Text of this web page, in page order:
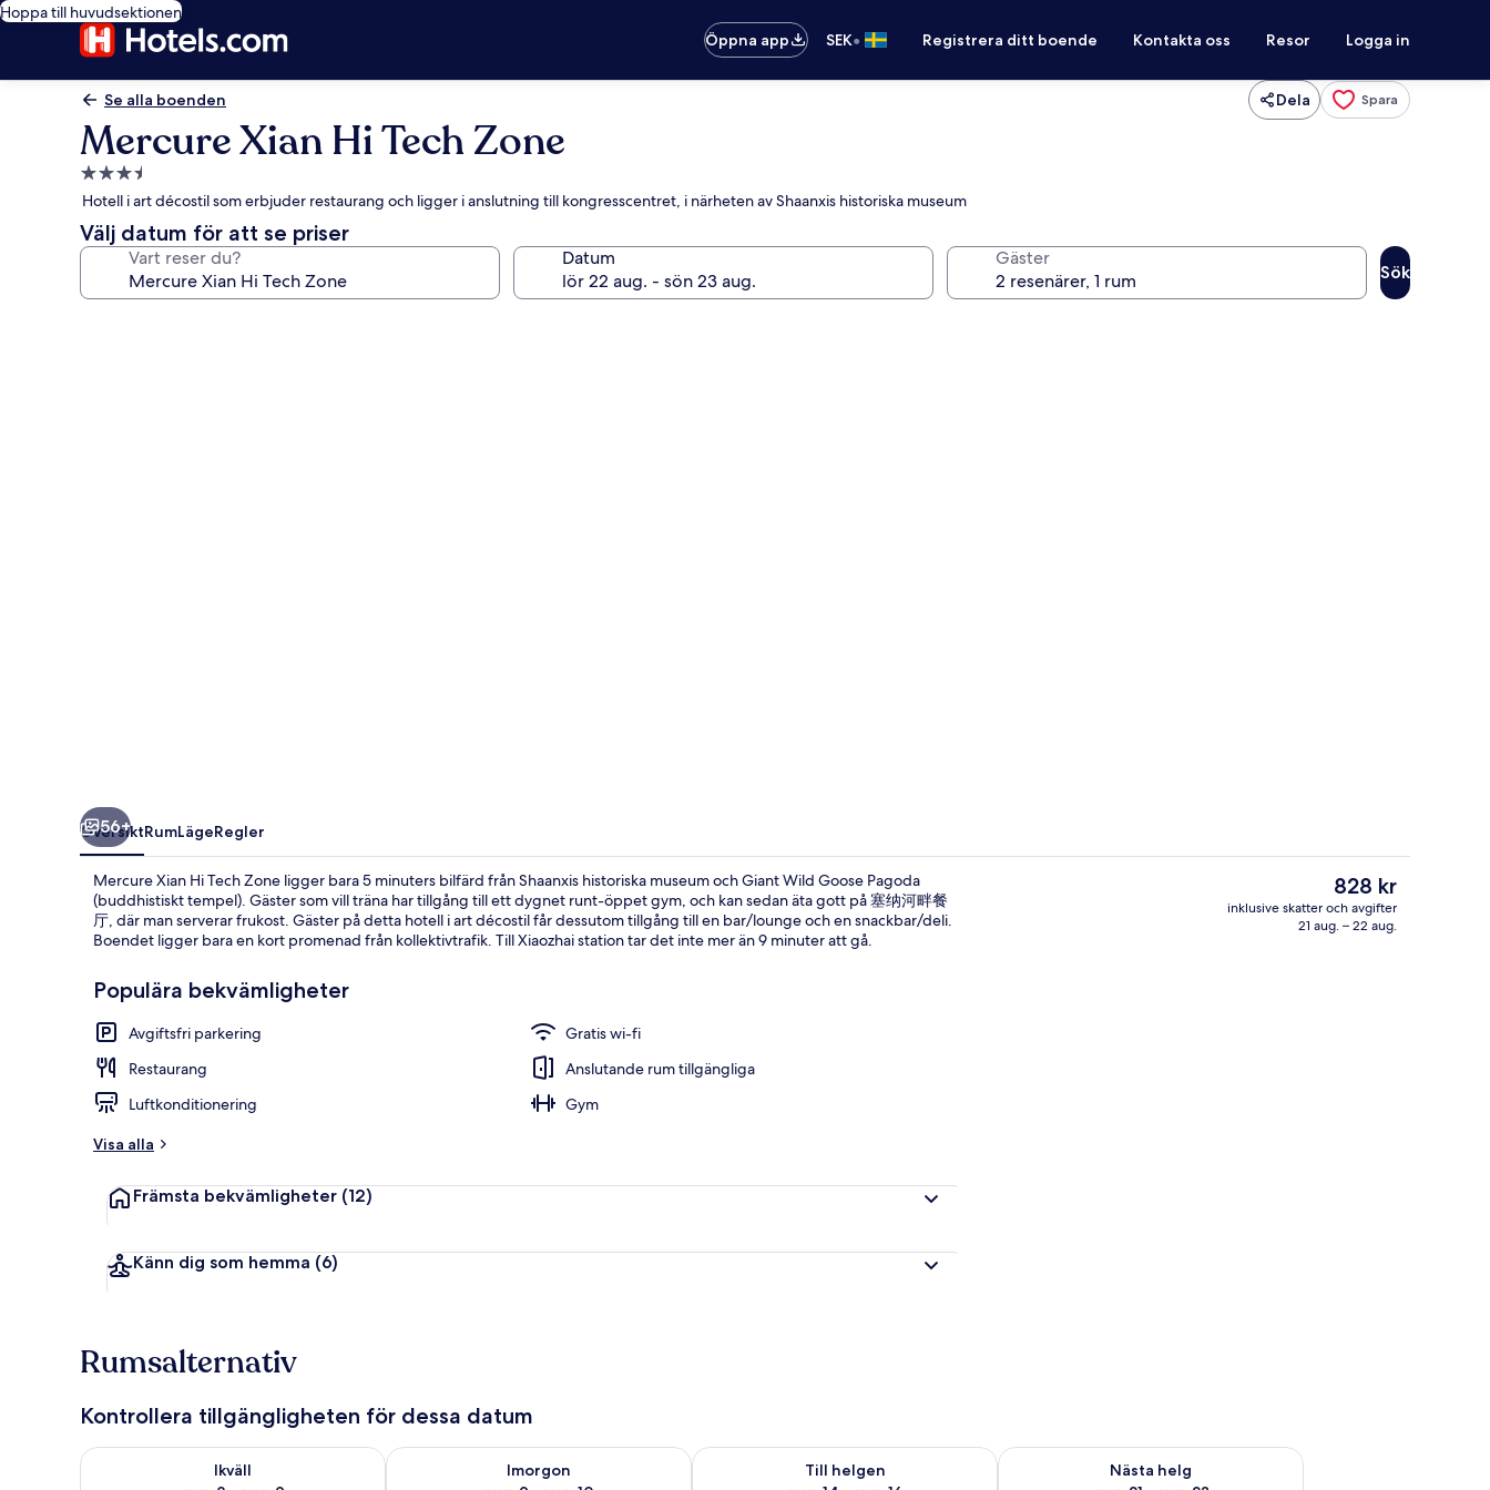
Hoppa till huvudsektionen
Öppna app
SEK• Registrera ditt boende Kontakta oss Resor Logga in
Se alla boenden Dela Spara
Mercure Xian Hi Tech Zone
3.5-
stjärnigt
boende
Hotell i art décostil som erbjuder restaurang och ligger i anslutning till kongresscentret, i närheten av Shaanxis historiska museum
Välj datum för att se priser
Vart reser du? Datum Gäster
Sök
56+
ÖversiktRumLägeRegler
Mercure Xian Hi Tech Zone ligger bara 5 minuters bilfärd från Shaanxis historiska museum och Giant Wild Goose Pagoda
(buddhistiskt tempel). Gäster som vill träna har tillgång till ett dygnet runt-öppet gym, och kan sedan äta gott på 塞纳河畔餐
厅, där man serverar frukost. Gäster på detta hotell i art décostil får dessutom tillgång till en bar/lounge och en snackbar/deli.
Boendet ligger bara en kort promenad från kollektivtrafik. Till Xiaozhai station tar det inte mer än 9 minuter att gå.
Populära bekvämligheter
Avgiftsfri parkering
Gratis wi-fi
Restaurang
Anslutande rum tillgängliga
Luftkonditionering
Gym
Visa alla
Främsta bekvämligheter (12)
Känn dig som hemma (6)
Det
nuvarande
priset
828 kr
inklusive skatter och avgifter
21 aug. – 22 aug.
Rumsalternativ
Kontrollera tillgängligheten för dessa datum
Ikväll
Kontrollera tillgängligheten för ikväll aug. 8 - aug. 9
Imorgon
Kontrollera tillgängligheten för imorgon aug. 9 - aug. 10
Till helgen
Kontrollera tillgängligheten för den här helgen aug. 14 - aug. 16
Nästa helg
Kontrollera tillgängligheten för nästa helg aug. 21 - aug. 23